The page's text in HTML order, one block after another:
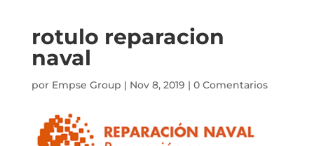
rotulo reparacion
naval
por Empse Group | Nov 8, 2019 | 0 Comentarios